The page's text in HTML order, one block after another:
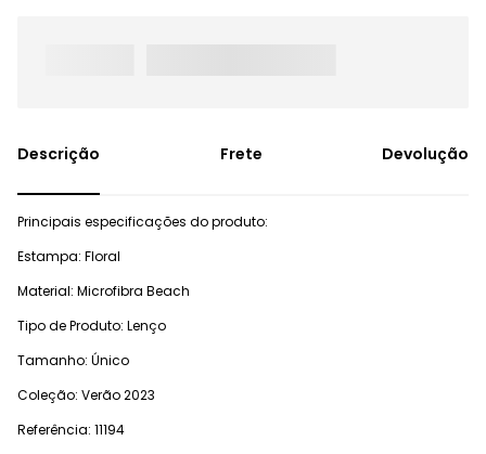
Frete Devolução
Principais especificações do produto:
Estampa: Floral
Material: Microfibra Beach
Tipo de Produto: Lenço
Tamanho: Único
Coleção: Verão 2023
Referência: 11194